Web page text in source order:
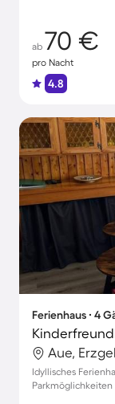
ab 70 €
pro Nacht
4.8
Ferienhaus ∙ 4
Aue,
Idyllisches
Parkmöglichkeiten